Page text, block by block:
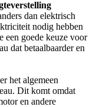
dan elektrisch
nodig hebben
een goede keuze voor
dat betaalbaarder en
het algemeen
Dit komt omdat
en andere